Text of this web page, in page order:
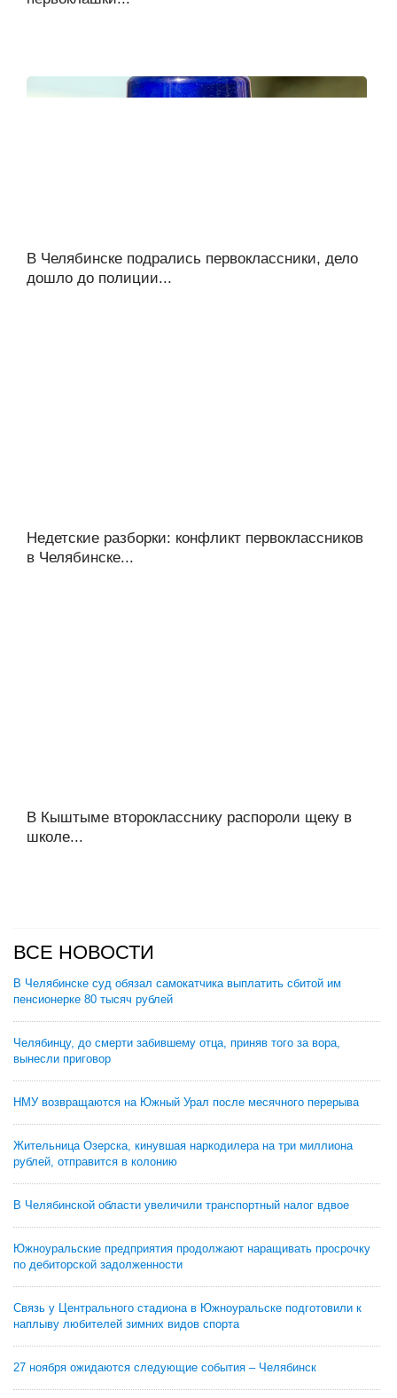
В Челябинске подрались первоклассники, дело
дошло до полиции...
Недетские разборки: конфликт первоклассников
в Челябинске...
В Кыштыме второкласснику распороли щеку в
школе...
ВСЕ НОВОСТИ
В Челябинске суд обязал самокатчика выплатить сбитой им
пенсионерке 80 тысяч рублей
Челябинцу, до смерти забившему отца, приняв того за вора,
вынесли приговор
НМУ возвращаются на Южный Урал после месячного перерыва
Жительница Озерска, кинувшая наркодилера на три миллиона
рублей, отправится в колонию
В Челябинской области увеличили транспортный налог вдвое
Южноуральские предприятия продолжают наращивать просрочку
по дебиторской задолженности
Связь у Центрального стадиона в Южноуральске подготовили к
наплыву любителей зимних видов спорта
27 ноября ожидаются следующие события – Челябинск